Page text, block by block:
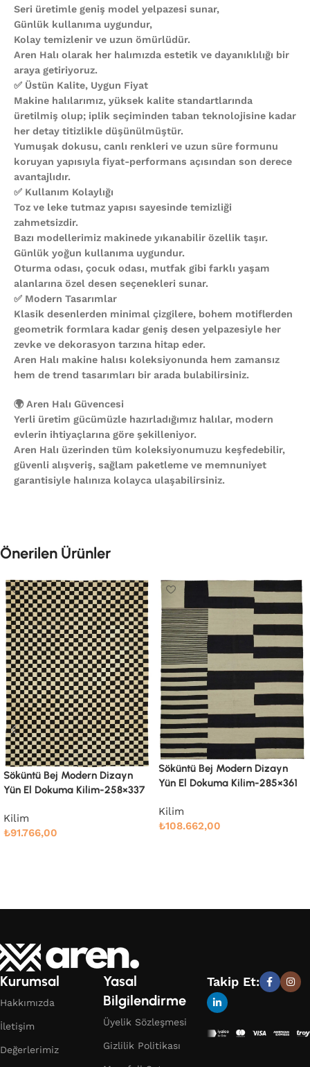
Seri üretimle geniş model yelpazesi sunar,
Günlük kullanıma uygundur,
Kolay temizlenir ve uzun ömürlüdür.
Aren Halı olarak her halımızda estetik ve dayanıklılığı bir
araya getiriyoruz.
✅ Üstün Kalite, Uygun Fiyat
Makine halılarımız, yüksek kalite standartlarında
üretilmiş olup; iplik seçiminden taban teknolojisine kadar
her detay titizlikle düşünülmüştür.
Yumuşak dokusu, canlı renkleri ve uzun süre formunu
koruyan yapısıyla fiyat-performans açısından son derece
avantajlıdır.
✅ Kullanım Kolaylığı
Toz ve leke tutmaz yapısı sayesinde temizliği
zahmetsizdir.
Bazı modellerimiz makinede yıkanabilir özellik taşır.
Günlük yoğun kullanıma uygundur.
Oturma odası, çocuk odası, mutfak gibi farklı yaşam
alanlarına özel desen seçenekleri sunar.
✅ Modern Tasarımlar
Klasik desenlerden minimal çizgilere, bohem motiflerden
geometrik formlara kadar geniş desen yelpazesiyle her
zevke ve dekorasyon tarzına hitap eder.
Aren Halı makine halısı koleksiyonunda hem zamansız
hem de trend tasarımları bir arada bulabilirsiniz.
🌍 Aren Halı Güvencesi
Yerli üretim gücümüzle hazırladığımız halılar, modern
evlerin ihtiyaçlarına göre şekilleniyor.
Aren Halı üzerinden tüm koleksiyonumuzu keşfedebilir,
güvenli alışveriş, sağlam paketleme ve memnuniyet
garantisiyle halınıza kolayca ulaşabilirsiniz.
Önerilen Ürünler
Söküntü Bej Modern Dizayn
Yün El Dokuma Kilim-285×361
Kilim
₺108.662,00
Dokuma Kilim-275×366
Kurumsal
Hakkımızda
İletişim
Değerlerimiz
Yasal
Bilgilendirme
Üyelik Sözleşmesi
Gizlilik Politikası
Takip Et: